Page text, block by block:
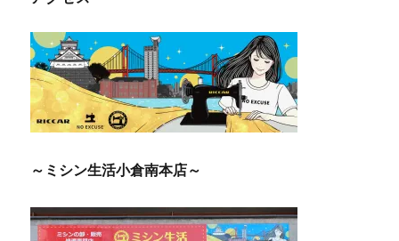
ー
シ
ョ
ン
～ミシン生活小倉南本店～